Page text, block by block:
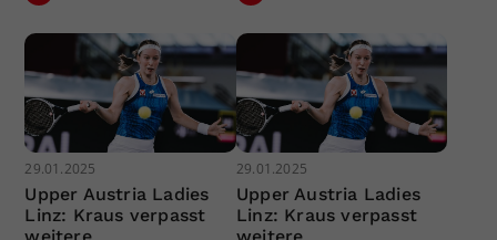
29.01.2025
Upper Austria Ladies
Linz: Kraus verpasst
29.01.2025
Upper Austria Ladies
Linz: Kraus verpasst